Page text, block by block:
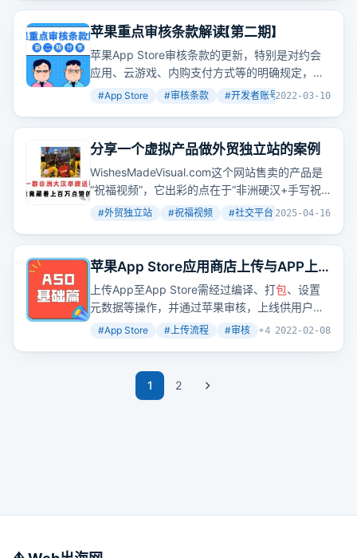
流群，包括SEO入门教程、谷歌SEO教程、SEO
进阶教程、SEO排名规则教程、SEO实操教程、
网站关键词挖掘技巧、网站搭建教程、
wordpress建站教程、织梦建站教程、百度SEO
文档、谷歌SEO文档、谷歌SEO竞争对手分析文
档等。
苹果重点审核条款解读【第二期】
苹果App Store审核条款的更新，特别是对约会
应用、云游戏、内购支付方式等的明确规定，以
及开发者账号分类和审核流程的详细解读，为开
#App Store #审核条款 #开发者账号 +4
2022-03-10
分享一个虚拟产品做外贸独立站的案例
WishesMadeVisual.com这个网站售卖的产品是
“祝福视频”，它出彩的点在于“非洲硬汉+手写祝
福牌”这个极具视觉冲击力和传播性的创意包装。
间设置得很聪明，还做了产品延伸，强化了可定
制化体验和复购率。网站的TikTok账号拥有54.9
万粉丝、2100万点赞，已经可以稳定带货。网站
有在Google和TikTok上做广告投放，但广告并不
是主要的获客手段，核心还是靠自然内容刷屏
+社交口碑传播。这种商业模式本质上是内容包
源”、不介意做重复单一操作的人。
#外贸独立站 #祝福视频 #社交平台 +4
2025-04-16
苹果App Store应用商店上传与APP上
传流程必看（基础篇）
上传App至App Store需经过编译、打包、设置
元数据等操作，并通过苹果审核，上线供用户下
载。元数据优化是ASO的关键环节，通常由渠
#App Store #上传流程 #审核 +4 2022-02-08
1 2